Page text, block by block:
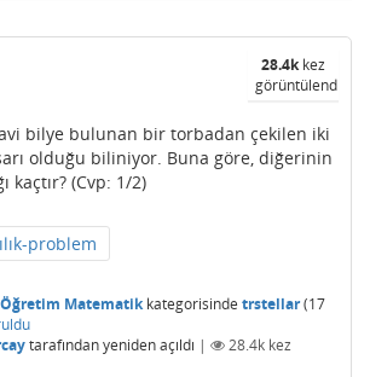
28.4kkez
görüntülendi
bilye bulunan bir torbadan çekilen iki
olduğu biliniyor. Buna göre, diğerinin
kaçtır? (Cvp: 1/2)
problem
Matematikkategorisinde trstellar(17
tarafındanyeniden açıldı | 28.4k kez